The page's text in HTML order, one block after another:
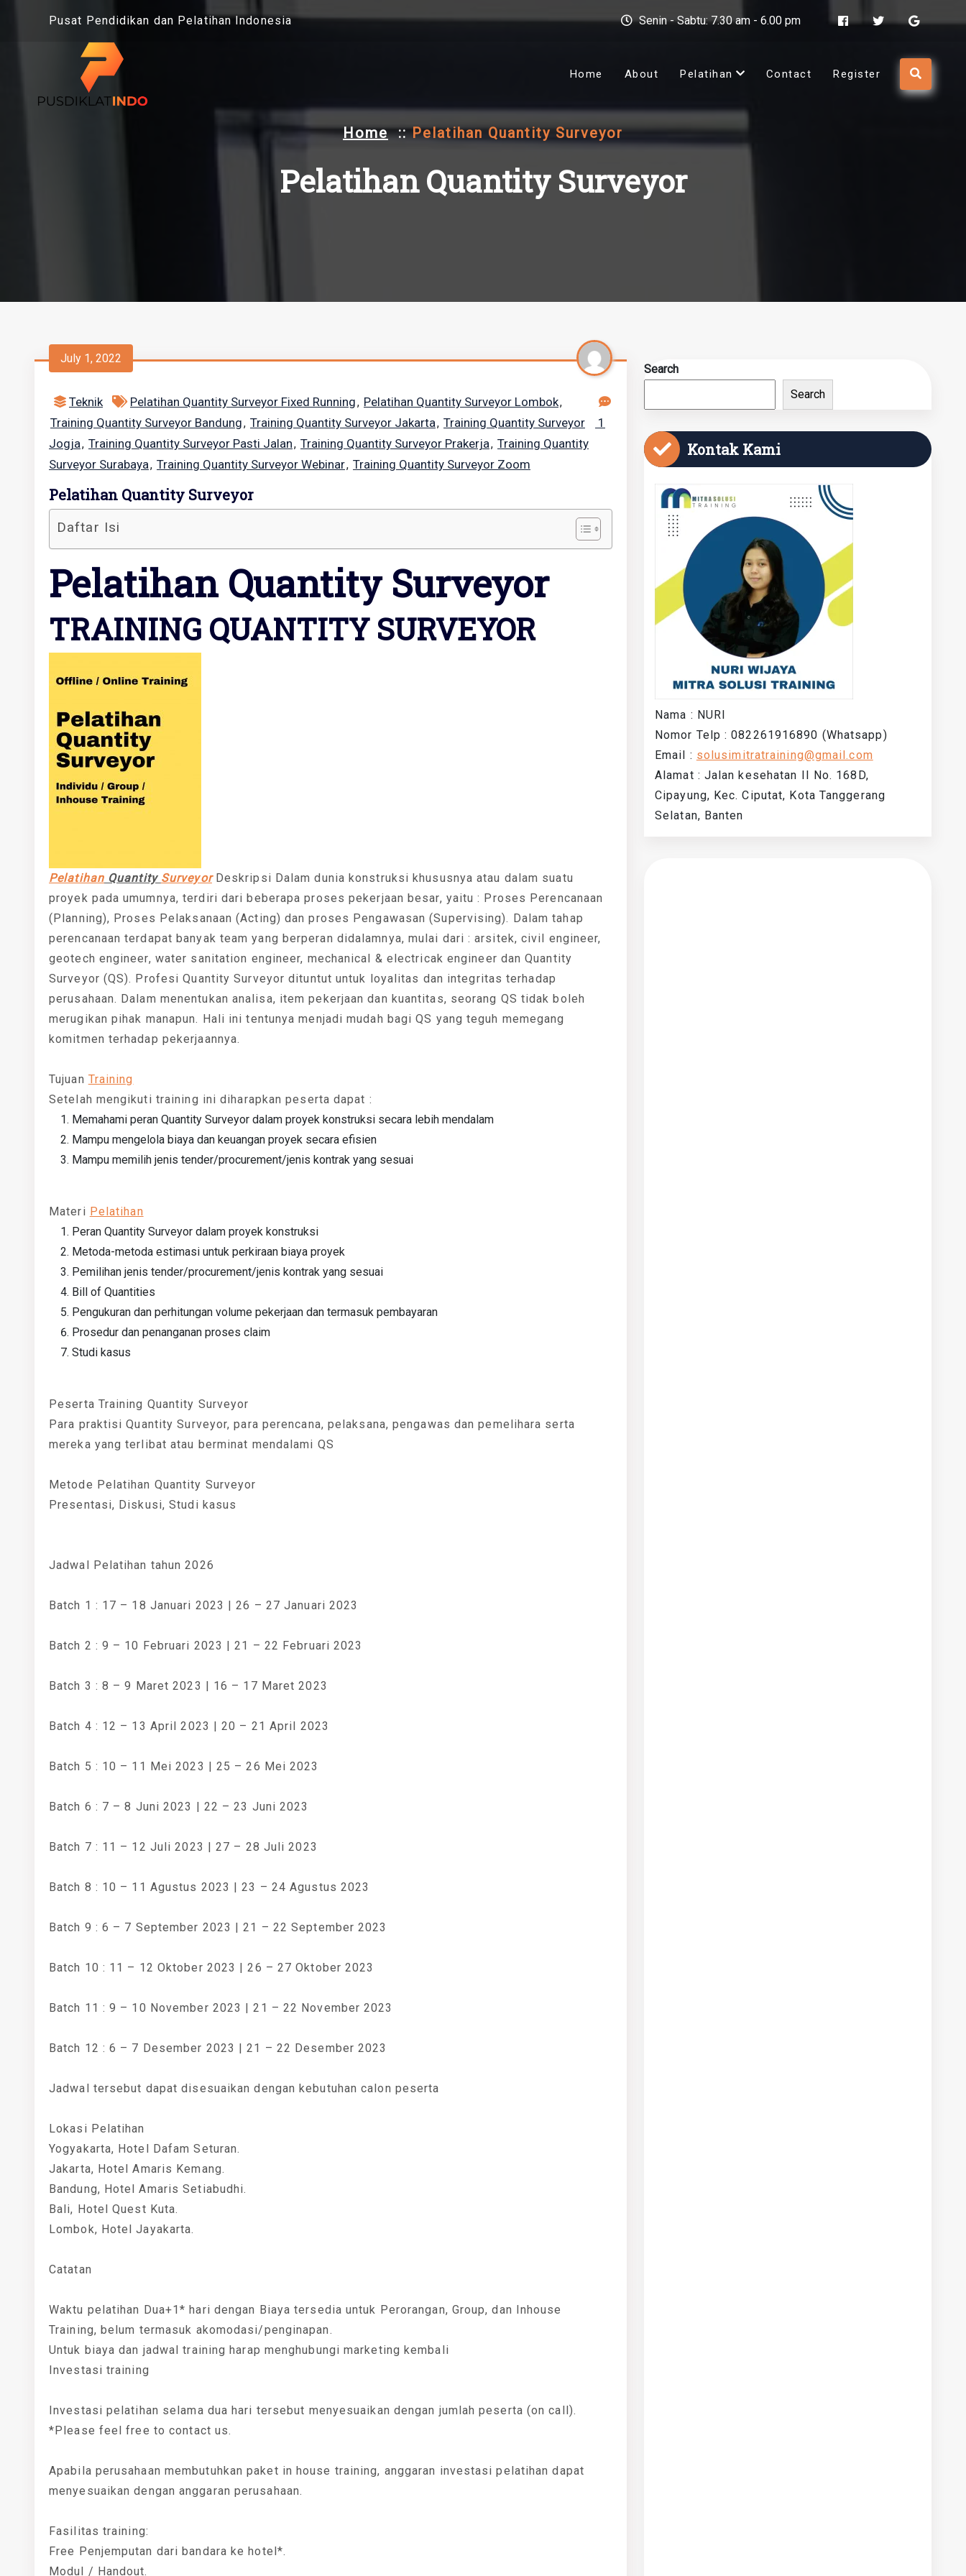
Pusat Pendidikan dan Pelatihan Indonesia Senin - Sabtu: 7.30 am - 6.00 pm
Home About Pelatihan Contact Register
Home::Pelatihan Quantity Surveyor
Pelatihan Quantity Surveyor
July 1, 2022
Teknik Pelatihan Quantity Surveyor Fixed Running, Pelatihan Quantity Surveyor Lombok,
Training Quantity Surveyor Bandung, Training Quantity Surveyor Jakarta, Training Quantity Surveyor
Jogja, Training Quantity Surveyor Pasti Jalan, Training Quantity Surveyor Prakerja, Training Quantity
Surveyor Surabaya, Training Quantity Surveyor Webinar, Training Quantity Surveyor Zoom
1
Pelatihan Quantity Surveyor
Daftar Isi
Pelatihan Quantity Surveyor
TRAINING QUANTITY SURVEYOR
PelatihanQuantity SurveyorDeskripsi Dalam dunia konstruksi khususnya atau dalam suatu
proyek pada umumnya, terdiri dari beberapa proses pekerjaan besar, yaitu : Proses Perencanaan
(Planning), Proses Pelaksanaan (Acting) dan proses Pengawasan (Supervising). Dalam tahap
perencanaan terdapat banyak team yang berperan didalamnya, mulai dari : arsitek, civil engineer,
geotech engineer, water sanitation engineer, mechanical & electricak engineer dan Quantity
Surveyor (QS). Profesi Quantity Surveyor dituntut untuk loyalitas dan integritas terhadap
perusahaan. Dalam menentukan analisa, item pekerjaan dan kuantitas, seorang QS tidak boleh
merugikan pihak manapun. Hali ini tentunya menjadi mudah bagi QS yang teguh memegang
komitmen terhadap pekerjaannya.
Tujuan Training
Setelah mengikuti training ini diharapkan peserta dapat :
Memahami peran Quantity Surveyor dalam proyek konstruksi secara lebih mendalam
Mampu mengelola biaya dan keuangan proyek secara efisien
Mampu memilih jenis tender/procurement/jenis kontrak yang sesuai
Materi Pelatihan
Peran Quantity Surveyor dalam proyek konstruksi
Metoda-metoda estimasi untuk perkiraan biaya proyek
Pemilihan jenis tender/procurement/jenis kontrak yang sesuai
Bill of Quantities
Pengukuran dan perhitungan volume pekerjaan dan termasuk pembayaran
Prosedur dan penanganan proses claim
Studi kasus
Peserta Training Quantity Surveyor
Para praktisi Quantity Surveyor, para perencana, pelaksana, pengawas dan pemelihara serta
mereka yang terlibat atau berminat mendalami QS
Metode Pelatihan Quantity Surveyor
Presentasi, Diskusi, Studi kasus
Jadwal Pelatihan tahun 2026
Batch 1 : 17 – 18 Januari 2023 | 26 – 27 Januari 2023
Batch 2 : 9 – 10 Februari 2023 | 21 – 22 Februari 2023
Batch 3 : 8 – 9 Maret 2023 | 16 – 17 Maret 2023
Batch 4 : 12 – 13 April 2023 | 20 – 21 April 2023
Batch 5 : 10 – 11 Mei 2023 | 25 – 26 Mei 2023
Batch 6 : 7 – 8 Juni 2023 | 22 – 23 Juni 2023
Batch 7 : 11 – 12 Juli 2023 | 27 – 28 Juli 2023
Batch 8 : 10 – 11 Agustus 2023 | 23 – 24 Agustus 2023
Batch 9 : 6 – 7 September 2023 | 21 – 22 September 2023
Batch 10 : 11 – 12 Oktober 2023 | 26 – 27 Oktober 2023
Batch 11 : 9 – 10 November 2023 | 21 – 22 November 2023
Batch 12 : 6 – 7 Desember 2023 | 21 – 22 Desember 2023
Jadwal tersebut dapat disesuaikan dengan kebutuhan calon peserta
Lokasi Pelatihan
Yogyakarta, Hotel Dafam Seturan.
Jakarta, Hotel Amaris Kemang.
Bandung, Hotel Amaris Setiabudhi.
Bali, Hotel Quest Kuta.
Lombok, Hotel Jayakarta.
Catatan
Waktu pelatihan Dua+1* hari dengan Biaya tersedia untuk Perorangan, Group, dan Inhouse
Training, belum termasuk akomodasi/penginapan.
Untuk biaya dan jadwal training harap menghubungi marketing kembali
Investasi training
Investasi pelatihan selama dua hari tersebut menyesuaikan dengan jumlah peserta (on call).
*Please feel free to contact us.
Apabila perusahaan membutuhkan paket in house training, anggaran investasi pelatihan dapat
menyesuaikan dengan anggaran perusahaan.
Fasilitas training:
Free Penjemputan dari bandara ke hotel*.
Modul / Handout.
Search
Search
Kontak Kami
Nama : NURI
Nomor Telp : 082261916890 (Whatsapp)
Email : solusimitratraining@gmail.com
Alamat : Jalan kesehatan II No. 168D,
Cipayung, Kec. Ciputat, Kota Tanggerang
Selatan, Banten